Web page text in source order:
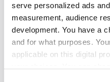
serve personalized ads
measurement, audience
development. You have a
and for what purposes.
applicable on this digital